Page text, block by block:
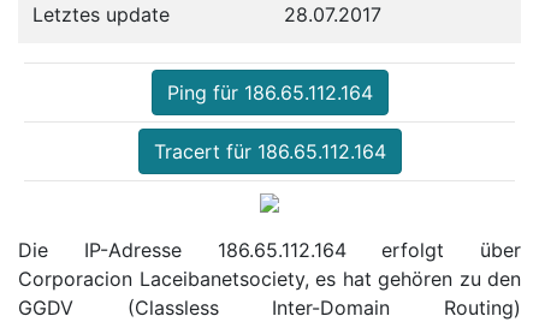
Letztes update 28.07.2017
Ping für 186.65.112.164
Tracert für 186.65.112.164
Die IP-Adresse 186.65.112.164 erfolgt über
Corporacion Laceibanetsociety, es hat gehören zu den
GGDV (Classless Inter-Domain Routing)